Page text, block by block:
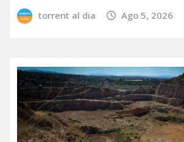
torrent al dia Ago 5, 2026